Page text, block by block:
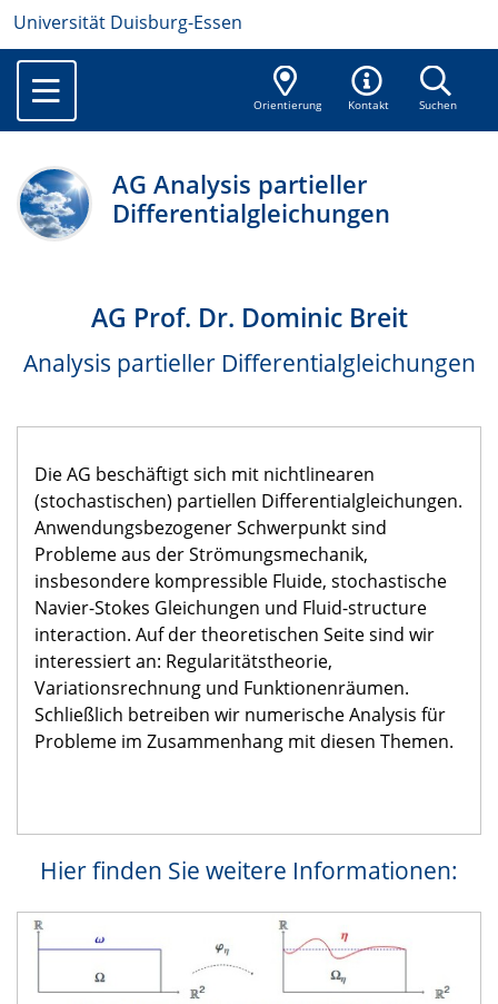
Universität Duisburg-Essen
Orientierung Kontakt Suchen
AG Analysis partieller
Differentialgleichungen
AG Prof. Dr. Dominic Breit
Analysis partieller Differentialgleichungen
Die AG beschäftigt sich mit nichtlinearen
(stochastischen) partiellen Differentialgleichungen.
Anwendungsbezogener Schwerpunkt sind
Probleme aus der Strömungsmechanik,
insbesondere kompressible Fluide, stochastische
Navier-Stokes Gleichungen und Fluid-structure
interaction. Auf der theoretischen Seite sind wir
interessiert an: Regularitätstheorie,
Variationsrechnung und Funktionenräumen.
Schließlich betreiben wir numerische Analysis für
Probleme im Zusammenhang mit diesen Themen.
Hier finden Sie weitere Informationen: